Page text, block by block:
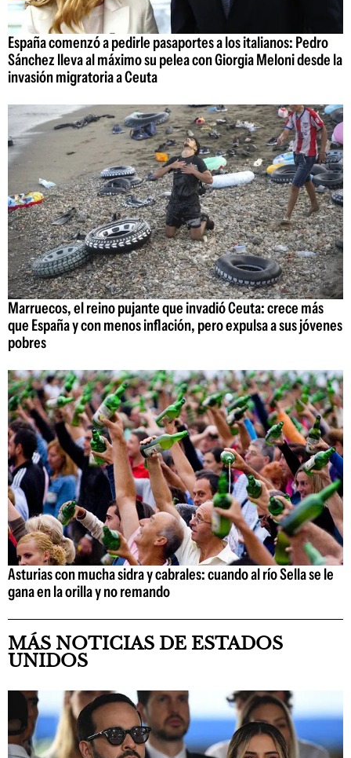
España comenzó a pedirle pasaportes a los italianos: Pedro
Sánchez lleva al máximo su pelea con Giorgia Meloni desde la
invasión migratoria a Ceuta
Marruecos, el reino pujante que invadió Ceuta: crece más
que España y con menos inflación, pero expulsa a sus jóvenes
pobres
Asturias con mucha sidra y cabrales: cuando al río Sella se le
gana en la orilla y no remando
MÁS NOTICIAS DE ESTADOS
UNIDOS